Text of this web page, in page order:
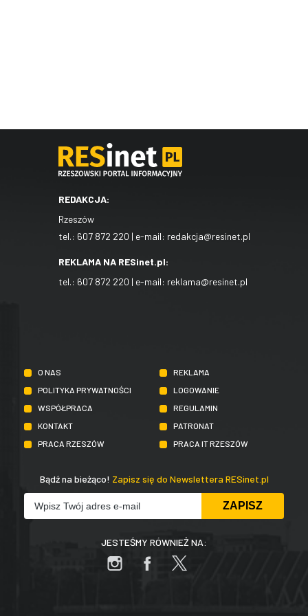
REDAKCJA:
Rzeszów
tel.: 607 872 220 | e-mail: redakcja@resinet.pl
REKLAMA NA RESinet.pl:
tel.: 607 872 220 | e-mail: reklama@resinet.pl
O NAS
REKLAMA
POLITYKA PRYWATNOŚCI
LOGOWANIE
WSPÓŁPRACA
REGULAMIN
KONTAKT
PATRONAT
PRACA RZESZÓW
PRACA IT RZESZÓW
Bądź na bieżąco! Zapisz się do Newslettera RESinet.pl
JESTEŚMY RÓWNIEŻ NA: